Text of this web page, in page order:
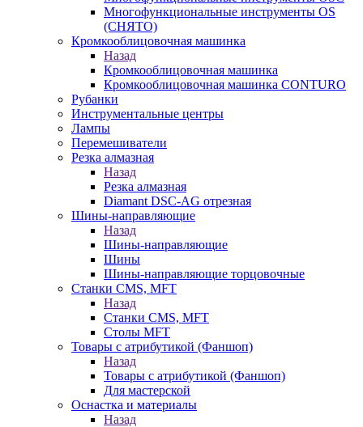
Многофункциональные инструменты OS
(СНЯТО)
Кромкооблицовочная машинка
Назад
Кромкооблицовочная машинка
Кромкооблицовочная машинка CONTURO
Рубанки
Инструментальные центры
Лампы
Перемешиватели
Резка алмазная
Назад
Резка алмазная
Diamant DSC-AG отрезная
Шины-направляющие
Назад
Шины-направляющие
Шины
Шины-направляющие торцовочные
Станки CMS, MFT
Назад
Станки CMS, MFT
Столы MFT
Товары с атрибутикой (Фаншоп)
Назад
Товары с атрибутикой (Фаншоп)
Для мастерской
Оснастка и материалы
Назад